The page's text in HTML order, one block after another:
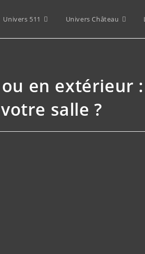
Univers 511 Univers Château
en extérieur
salle ?